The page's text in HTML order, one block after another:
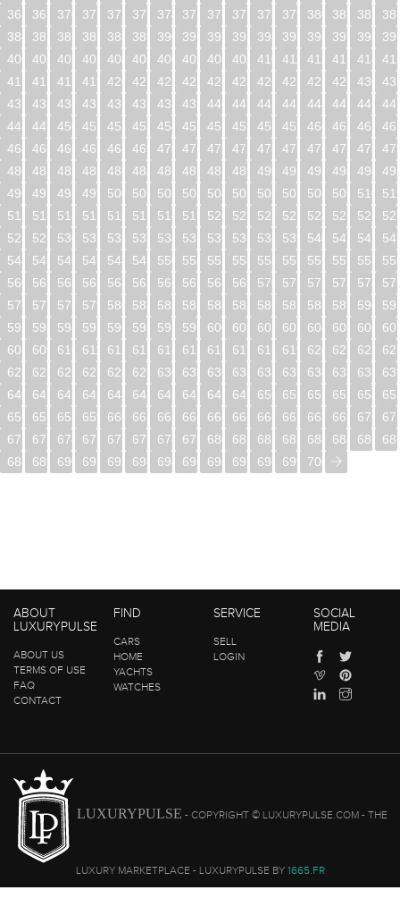
368
369 370 371 372 373 374 375 376 377 378 379 380 381 382
384
385 386 387 388 389 390 391 392 393 394 395 396 397 398
400
401 402 403 404 405 406 407 408 409 410 411 412 413 414
416
417 418 419 420 421 422 423 424 425 426 427 428 429 430
432
433 434 435 436 437 438 439 440 441 442 443 444 445 446
448
449 450 451 452 453 454 455 456 457 458 459 460 461 462
464
465 466 467 468 469 470 471 472 473 474 475 476 477 478
480
481 482 483 484 485 486 487 488 489 490 491 492 493 494
496
497 498 499 500 501 502 503 504 505 506 507 508 509 510
512
513 514 515 516 517 518 519 520 521 522 523 524 525 526
528
529 530 531 532 533 534 535 536 537 538 539 540 541 542
544
545 546 547 548 549 550 551 552 553 554 555 556 557 558
560
561 562 563 564 565 566 567 568 569 570 571 572 573 574
576
577 578 579 580 581 582 583 584 585 586 587 588 589 590
592
593 594 595 596 597 598 599 600 601 602 603 604 605 606
608
609 610 611 612 613 614 615 616 617 618 619 620 621 622
624
625 626 627 628 629 630 631 632 633 634 635 636 637 638
640
641 642 643 644 645 646 647 648 649 650 651 652 653 654
656
657 658 659 660 661 662 663 664 665 666 667 668 669 670
672
673 674 675 676 677 678 679 680 681 682 683 684 685 686
688
689 690 691 692 693 694 695 696 697 698 699 700
ABOUT
LUXURYPULSE
ABOUT US
TERMS OF USE
FAQ
CONTACT
FIND
CARS
HOME
YACHTS
WATCHES
SERVICE
SELL
LOGIN
SOCIAL
MEDIA
LUXURYPULSE - COPYRIGHT © LUXURYPULSE.COM - THE
LUXURY MARKETPLACE - LUXURYPULSE BY 1665.FR